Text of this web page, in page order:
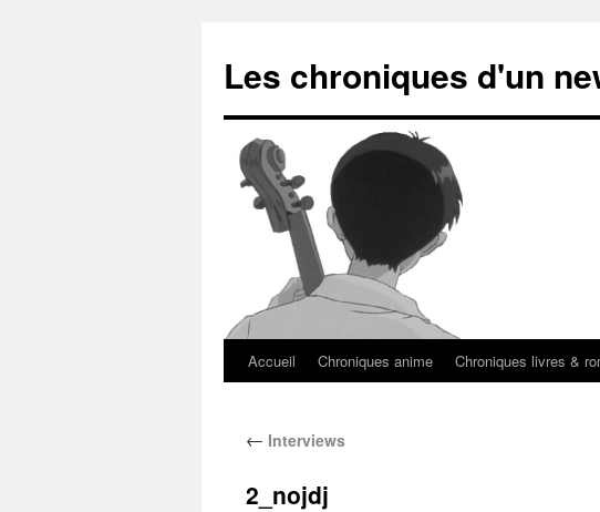
Les chroniques d'un
Accueil Chroniques anime Chroniques livres &
← Interviews
2_nojdj